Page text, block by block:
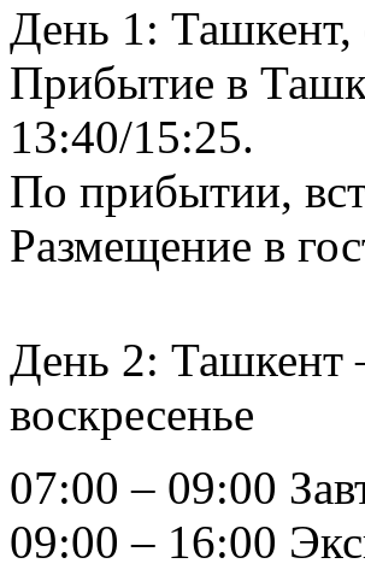
День 1: Ташкент,
Прибытие в
13:40/15:25.
По прибытии,
Размещение в
День 2: Ташкент
воскресенье
07:00 – 09:00
09:00 – 16:00